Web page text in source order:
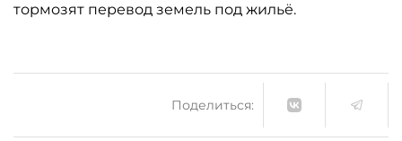
тормозят перевод земель под жильё.
Поделиться: